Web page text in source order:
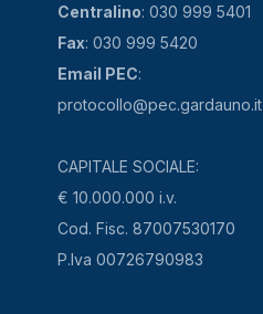
Centralino: 030 999 5401
Fax: 030 999 5420
Email PEC:
protocollo@pec.gardauno.it
CAPITALE SOCIALE:
€ 10.000.000 i.v.
Cod. Fisc. 87007530170
P.Iva 00726790983